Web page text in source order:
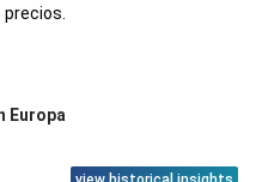
Europa
del Alcohol Polivinílico